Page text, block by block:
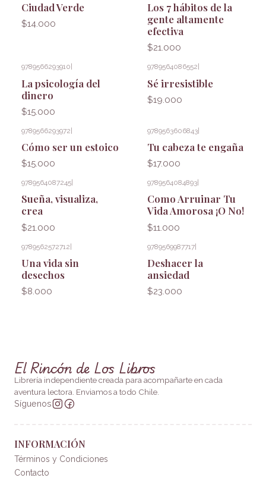
Ciudad Verde
$14.000
Los 7 hábitos de la
gente altamente
efectiva
$21.000
9789566293910
La psicología del
dinero
$15.000
9789564086552
Sé irresistible
$19.000
9789566293972|
Cómo ser un estoico
$15.000
9789563606843|
Tu cabeza te engaña
$17.000
9789564087245
Sueña, visualiza,
crea
$21.000
9789564084893
Como Arruinar Tu
Vida Amorosa ¡O No!
$11.000
9789562572712|
Una vida sin
desechos
$8.000
9789569987717|
Deshacer la
ansiedad
$23.000
El Rincón de Los Libros
Librería independiente creada para acompañarte en cada
aventura lectora. Enviamos a todo Chile.
Síguenos
INFORMACIÓN
Términos y Condiciones
Contacto